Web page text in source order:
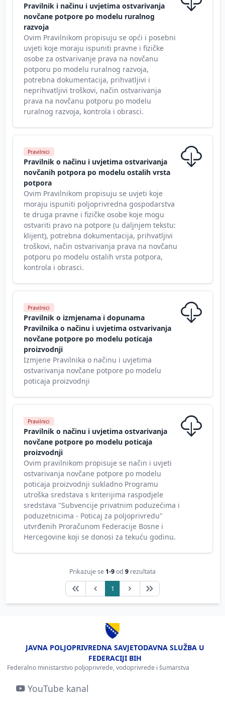
Pravilnik i načinu i uvjetima ostvarivanja
novčane potpore po modelu ruralnog
razvoja
Ovim Pravilnikom propisuju se opći i posebni
uvjeti koje moraju ispuniti pravne i fizičke
osobe za ostvarivanje prava na novčanu
potporu po modelu ruralnog razvoja,
potrebna dokumentacija, prihvatljivi i
neprihvatljivi troškovi, način ostvarivanja
prava na novčanu potporu po modelu
ruralnog razvoja, kontrola i obrasci.
Pravilnici
Pravilnik o načinu i uvjetima ostvarivanja
novčanih potpora po modelu ostalih vrsta
potpora
Ovim Pravilnikom propisuju se uvjeti koje
moraju ispuniti poljoprivredna gospodarstva
te druga pravne i fizičke osobe koje mogu
ostvariti pravo na potpore (u daljnjem tekstu:
klijent), potrebna dokumentacija, prihvatljivi
troškovi, način ostvarivanja prava na novčanu
potporu po modelu ostalih vrsta potpora,
kontrola i obrasci.
Pravilnici
Pravilnik o izmjenama i dopunama
Pravilnika o načinu i uvjetima ostvarivanja
novčane potpore po modelu poticaja
proizvodnji
Izmjene Pravilnika o načinu i uvjetima
ostvarivanja novčane potpore po modelu
poticaja proizvodnji
Pravilnici
Pravilnik o načinu i uvjetima ostvarivanja
novčane potpore po modelu poticaja
proizvodnji
Ovim pravilnikom propisuje se način i uvjeti
ostvarivanja novčane potpore po modelu
poticaja proizvodnji sukladno Programu
utroška sredstava s kriterijima raspodjele
sredstava "Subvencije privatnim poduzećima i
poduzetnicima - Poticaj za poljoprivredu"
utvrđenih Proračunom Federacije Bosne i
Hercegovine koji se donosi za tekuću godinu.
Prikazuje se 1-9od 9 rezultata
1
JAVNA POLJOPRIVREDNA SAVJETODAVNA SLUŽBA U
FEDERACIJI BIH
Federalno ministarstvo poljoprivrede, vodoprivrede i šumarstva
YouTube kanal